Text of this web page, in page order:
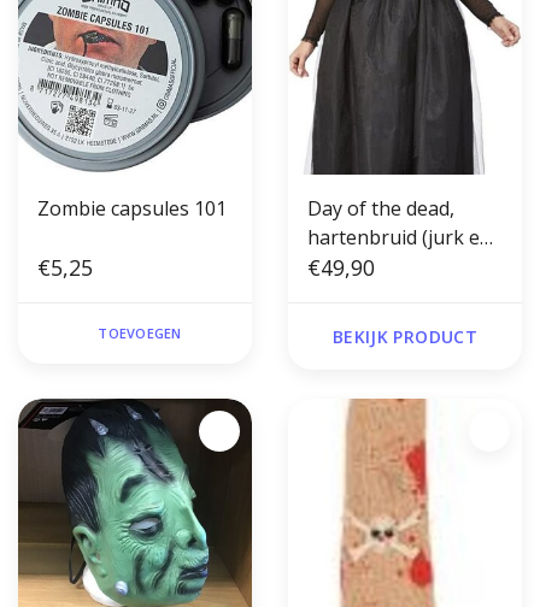
Zombie capsules 101
€5,25
TOEVOEGEN
Day of the dead,
hartenbruid (jurk en
bruidsluier)
€49,90
BEKIJK PRODUCT